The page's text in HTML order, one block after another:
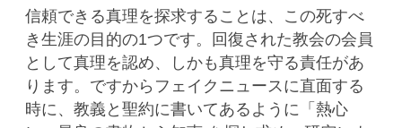
信頼できる真理を探求することは、この死すべ
き生涯の目的の1つです。回復された教会の会員
として真理を認め、しかも真理を守る責任があ
ります。ですからフェイクニュースに直面する
時に、教義と聖約に書いてあるように「熱心